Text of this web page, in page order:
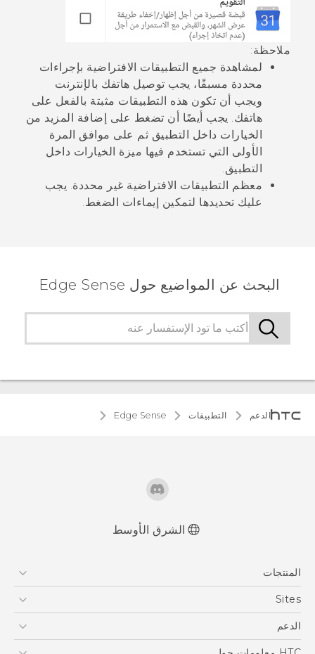
ملاحظة:
لمشاهدة جميع التطبيقات الافتراضية بإجراءات
محددة مسبقًا، يجب توصيل هاتفك بالإنترنت
ويجب أن تكون هذه التطبيقات مثبتة بالفعل على
هاتفك. يجب أيضًا أن تضغط على إضافة المزيد من
الخيارات داخل التطبيق ثم على موافق المرة
الأولى التي تستخدم فيها ميزة الخيارات داخل
التطبيق.
معظم التطبيقات الافتراضية غير محددة. يجب
عليك تحديدها لتمكين إيماءات الضغط.
البحث عن المواضيع حول Edge Sense
الدعم التطبيقات Edge Sense
الشرق الأوسط
المنتجات
5G
EXODUS
Sites
HTC Dev
الدعم
الدعم